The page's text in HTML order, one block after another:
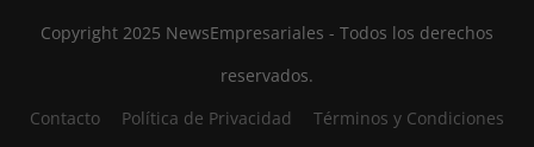
Copyright 2025 NewsEmpresariales - Todos los derechos
reservados.
Contacto
Política de Privacidad Términos y Condiciones